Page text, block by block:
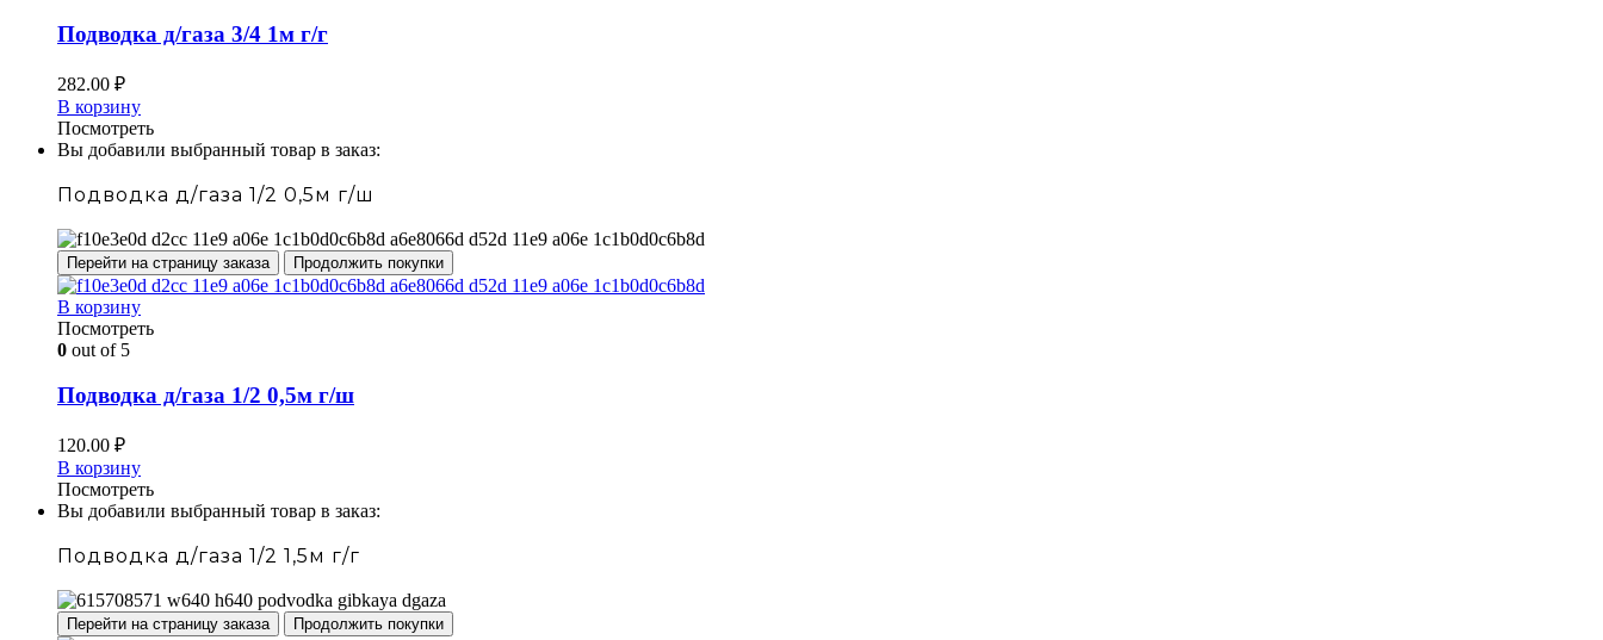
Подводка д/газа 3/4 1м г/г
282.00 ₽
В корзину
Посмотреть
Вы добавили выбранный товар в заказ:
Подводка д/газа 1/2 0,5м г/ш
Перейти на страницу заказа Продолжить покупки
В корзину
Посмотреть
0 out of 5
Подводка д/газа 1/2 0,5м г/ш
120.00 ₽
В корзину
Посмотреть
Вы добавили выбранный товар в заказ:
Подводка д/газа 1/2 1,5м г/г
Перейти на страницу заказа Продолжить покупки